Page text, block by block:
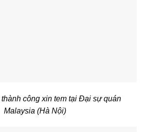
công xin tem tại Đại sự quán
Malaysia (Hà Nội)